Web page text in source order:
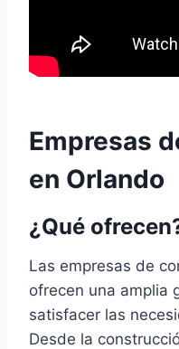
Empresas
en Orlando
¿Qué
Las empresas de
ofrecen una amplia
satisfacer las
Desde la